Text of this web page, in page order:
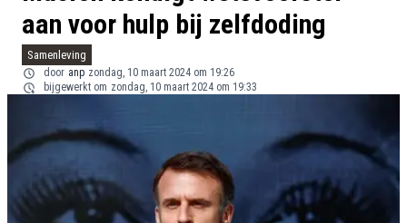
aan voor hulp bij zelfdoding
Samenleving
door anp zondag, 10 maart 2024 om 19:26
bijgewerkt om zondag, 10 maart 2024 om 19:33